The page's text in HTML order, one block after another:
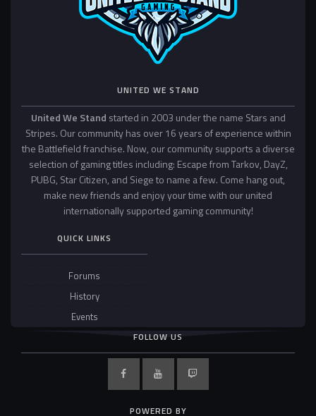
UNITED WE STAND
United We Stand started in 2003 under the name Stars and
Stripes. Our community has over 16 years of experience within
the Battlefield franchise. Now, our community supports a diverse
selection of gaming titles including: Escape from Tarkov, DayZ,
PUBG, Star Citizen, and Siege to name a few. Come hang out,
make new friends and enjoy your time with our united
internationally supported gaming community!
QUICK LINKS
Forums
History
Events
FOLLOW US
POWERED BY